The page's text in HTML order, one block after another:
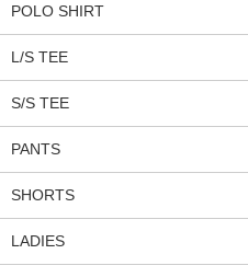
POLO SHIRT
L/S TEE
S/S TEE
PANTS
SHORTS
LADIES